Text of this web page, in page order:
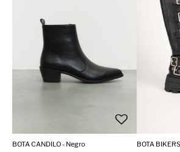
BOTA CANDILO - Negro BOTA